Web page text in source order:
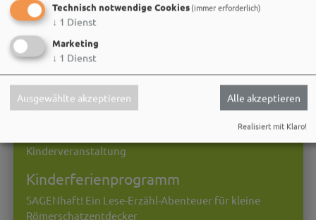
Kinderveranstaltung
Kinderferienprogramm
SAGENhaft! Ein Lese-Erzähl-Abenteuer für kleine
Römerschatzentdecker
Technisch notwendige Cookies(immer erforderlich)
↓ 1 Dienst
Marketing
↓ 1 Dienst
Ausgewählte akzeptieren Alle akzeptieren
Realisiert mit Klaro!